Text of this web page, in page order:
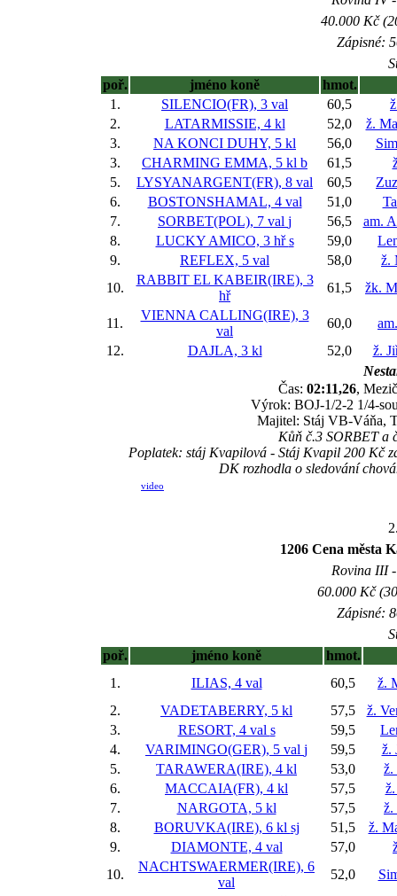
40.000 Kč
Zápisné:
poř.
jméno koně
hmot.
1.
SILENCIO(FR), 3 val 60,5
2.
LATARMISSIE, 4 kl 52,0
ž.
3.
NA KONCI DUHY, 5 kl 56,0
3.
CHARMING EMMA, 5 kl b 61,5
5.
LYSYANARGENT(FR), 8 val 60,5
6.
BOSTONSHAMAL, 4 val 51,0
7.
SORBET(POL), 7 val j 56,5
am.
8.
LUCKY AMICO, 3 hřs 59,0
9.
REFLEX, 5 val 58,0
ž.
10.
RABBIT EL KABEIR(IRE), 3
hř
61,5 žk.
11.
VIENNA CALLING(IRE), 3
val
60,0
12.
DAJLA, 3 kl 52,0
ž.
Čas: 02:11,26,
Výrok: BOJ-1/2-2 1/4-
Majitel: Stáj VB-Váňa,
Kůň č.3 SORBET a
Poplatek: stáj Kvapilová - Stáj Kvapil 200 Kč
DK rozhodla o sledování
video
1206 Cena města
Rovina III
60.000 Kč
Zápisné:
poř.
jméno koně
hmot.
1.
ILIAS, 4 val 60,5
ž.
2.
VADETABERRY, 5 kl 57,5
ž.
3.
RESORT, 4 val s 59,5
4.
VARIMINGO(GER), 5 val j 59,5
ž.
5.
TARAWERA(IRE), 4 kl 53,0
ž.
6.
MACCAIA(FR), 4 kl 57,5
7.
NARGOTA, 5 kl 57,5
ž.
8.
BORUVKA(IRE), 6 kl sj 51,5
ž.
9.
DIAMONTE, 4 val 57,0
10.
NACHTSWAERMER(IRE), 6
val
52,0